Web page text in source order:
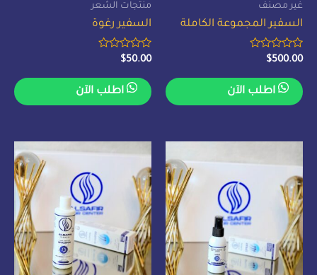
غير مصنف
السفير المجموعة الكاملة
تم
0
من
5
$500.00
اطلب الآن
منتجات الشعر
السفير رغوة
تم
0
من
5
$50.00
اطلب الآن